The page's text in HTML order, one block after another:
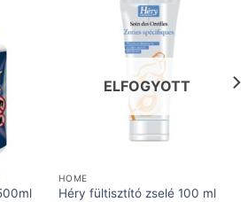
ELFOGYOTT
HOME
Héry fültisztító zselé 100 ml